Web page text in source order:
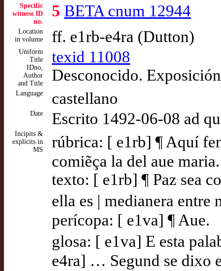
Specific
witness ID
no.
5 BETA cnum 12944
Location
in volume
ff. e1rb-e4ra (Dutton)
Uniform
Title
IDno,
Author
and Title
texid 11008
Desconocido.
Language castellano
Date Escrito 1492-06-08 ad
Incipits &
explicits in
MS
rúbrica: [ e1rb] ¶ Aquí
comiẽça la del aue maria.
texto: [ e1rb] ¶ Paz sea
ella es | medianera entre
perícopa: [ e1va] ¶ Aue.
glosa: [ e1va] E esta
e4ra] … Segund se dixo